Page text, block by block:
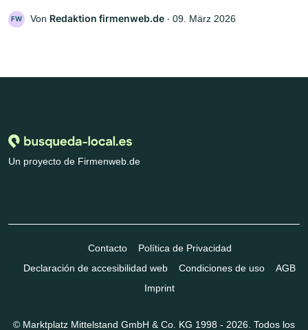
FW Von Redaktion firmenweb.de ‧ 09. März 2026
Un proyecto de Firmenweb.de
Contacto
Política de Privacidad
Declaración de accesibilidad web
Condiciones de uso
AGB
Imprint
© Marktplatz Mittelstand GmbH & Co. KG 1998 - 2026. Todos los